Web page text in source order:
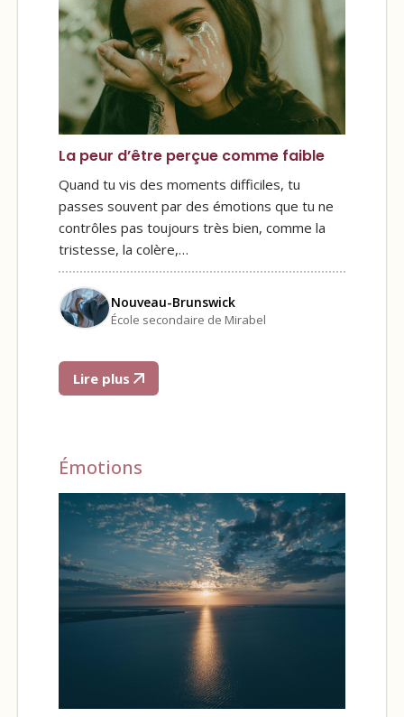
La peur d’être perçue comme faible
Quand tu vis des moments difficiles, tu
passes souvent par des émotions que tu ne
contrôles pas toujours très bien, comme la
tristesse, la colère,…
Nouveau-Brunswick
École secondaire de Mirabel
Lire plus
Émotions